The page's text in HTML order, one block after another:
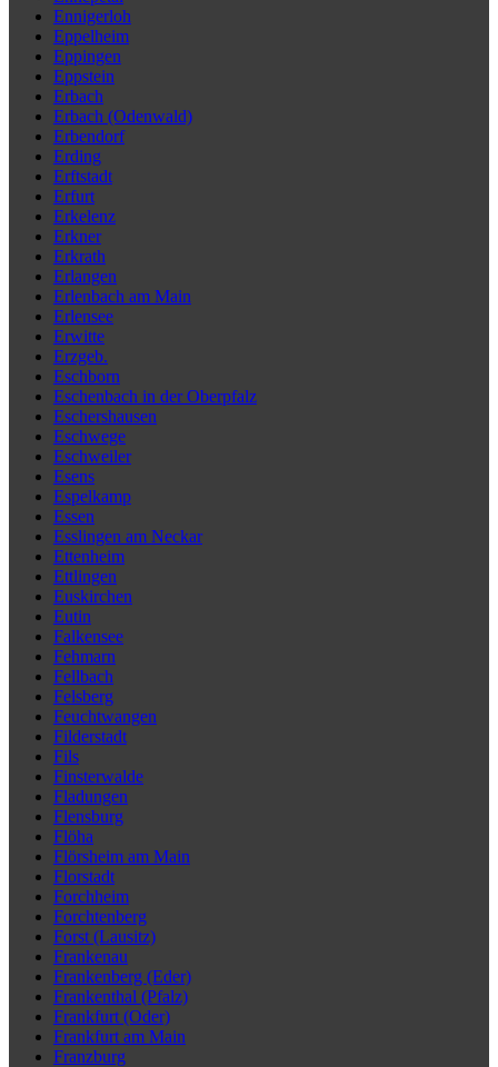
Ennigerloh
Eppelheim
Eppingen
Eppstein
Erbach
Erbach (Odenwald)
Erbendorf
Erding
Erftstadt
Erfurt
Erkelenz
Erkner
Erkrath
Erlangen
Erlenbach am Main
Erlensee
Erwitte
Erzgeb.
Eschborn
Eschenbach in der Oberpfalz
Eschershausen
Eschwege
Eschweiler
Esens
Espelkamp
Essen
Esslingen am Neckar
Ettenheim
Ettlingen
Euskirchen
Eutin
Falkensee
Fehmarn
Fellbach
Felsberg
Feuchtwangen
Filderstadt
Fils
Finsterwalde
Fladungen
Flensburg
Flöha
Flörsheim am Main
Florstadt
Forchheim
Forchtenberg
Forst (Lausitz)
Frankenau
Frankenberg (Eder)
Frankenthal (Pfalz)
Frankfurt (Oder)
Frankfurt am Main
Franzburg